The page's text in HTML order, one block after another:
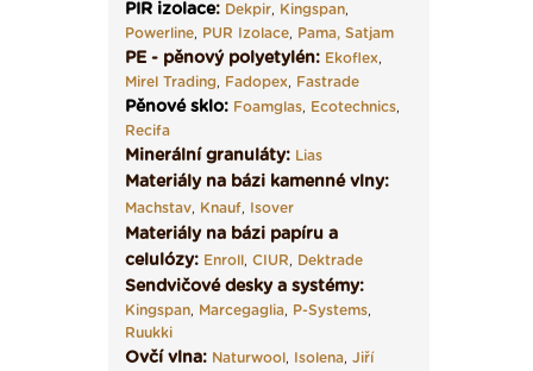
PIR izolace: Dekpir, Kingspan,
Powerline, PUR Izolace, Pama, Satjam
PE - pěnový polyetylén: Ekoflex,
Mirel Trading, Fadopex, Fastrade
Pěnové sklo: Foamglas, Ecotechnics,
Recifa
Minerální granuláty: Lias
Materiály na bázi kamenné vlny:
Machstav, Knauf, Isover
Materiály na bázi papíru a
celulózy: Enroll, CIUR, Dektrade
Sendvičové desky a systémy:
Kingspan, Marcegaglia, P-Systems,
Ruukki
Ovčí vlna: Naturwool, Isolena, Jiří